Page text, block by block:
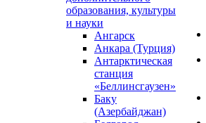
образования, культуры
и науки
Ангарск
Анкара (Турция)
Антарктическая
станция
«Беллинсгаузен»
Баку
(Азербайджан)